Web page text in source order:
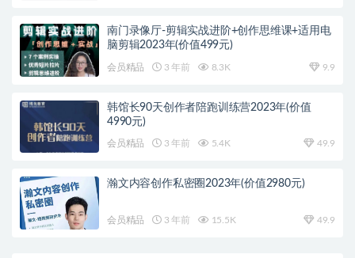
南门录像厅-剪辑实战进阶+创作思维课+适用电
脑剪辑2023年(价值499元)
会员精品 3 年前 8.3K 9.9
韩馆长90天创作者陪跑训练营2023年(价值
4990元)
会员精品 3 年前 5.4K 49.9
瀚文内容创作私密圈2023年(价值2980元)
会员精品 3 年前 15.5K 49.9